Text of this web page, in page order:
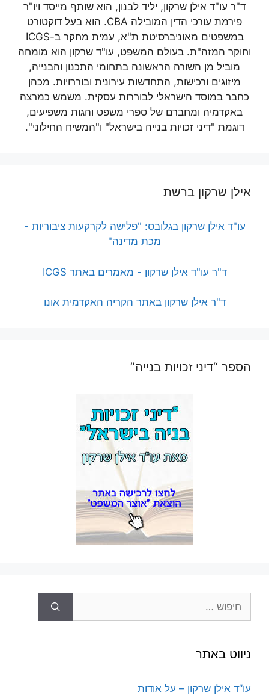
ד"ר עו"ד אילן שרקון, יליד לבנון, הוא שותף מייסד ויו"ר
פירמת עורכי הדין המובילה CBA. הוא בעל דוקטורט
במשפטים מאוניברסיטת ת"א, עמית מחקר ב-ICGS
וחוקר המזה"ת. בעולם המשפט, עו"ד שרקון הוא מומחה
מוביל מן השורה הראשונה בתחומי התכנון והבנייה,
מיזוגים ורכישות, התחדשות עירונית ובוררויות. מכהן
כחבר במוסד הישראלי לבוררות עסקית. משמש כמרצה
באקדמיה ומחברם של ספרי משפט והגות משפיעים,
דוגמת "דיני זכויות בנייה בישראל" ו"המשיח החילוני".
אילן שרקון ברשת
עו"ד אילן שרקון בגלובס: "פלישה לקרקעות ציבוריות -
מכת מדינה"
ד"ר עו"ד אילן שרקון - מאמרים באתר ICGS
ד"ר אילן שרקון באתר הקריה האקדמית אונו
הספר “דיני זכויות בנייה”
ניווט באתר
עו”ד אילן שרקון – על אודות